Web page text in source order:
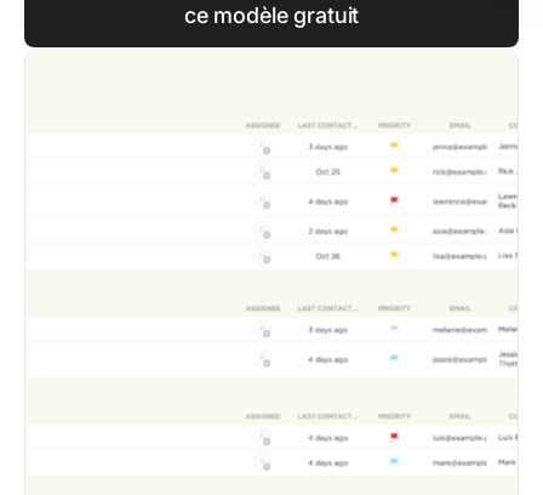
ce modèle gratuit